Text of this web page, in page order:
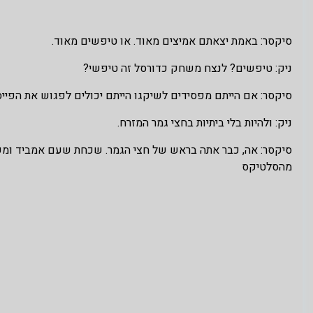
סיקסר: באמת יצאתם אמיצים מאוד. או טיפשים מאוד.
ניק: טיפשים? לנצח משחק כדורסל זה טיפשי?
סיקסר: אם הייתם מפסידים לשיקגו הייתם יכולים לפגוש את
ניק: ולהיות בלי ביתיות בחצי גמר המזרח.
מהסלטיקס